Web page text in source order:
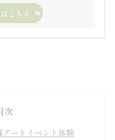
こちら
次
ートイベント体験